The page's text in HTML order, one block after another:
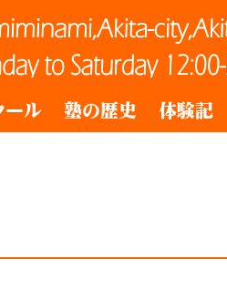
ール 塾の歴史 体験記